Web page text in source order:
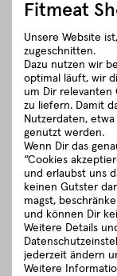
Details zum
der Schale”
Gut zu wissen
Verpackung
5 richtig
Fitmeat
Unsere Website
zugeschnitten.
Dazu nutzen wir
optimal läuft, wir
um Dir relevanten
zu liefern. Damit
Nutzerdaten,
genutzt werden.
Wenn Dir das
“Cookies
und erlaubst uns
keinen Gutster
magst,
und können Dir
Weitere Details
jederzeit ändern
Weitere